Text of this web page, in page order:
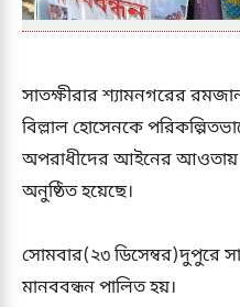
সাতক্ষীরার শ্যামনগরের
বিল্লাল হোসেনকে
অপরাধীদের আইনের আওতায়
অনুষ্ঠিত হয়েছে।
সোমবার(২৩ ডিসেম্বর)দুপুরে
মানববন্ধন পালিত হয়।